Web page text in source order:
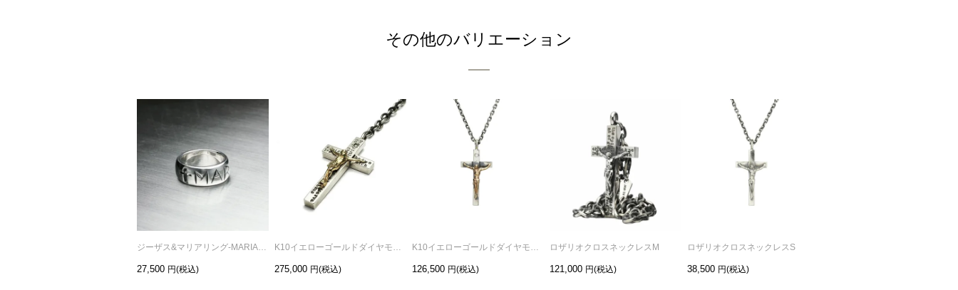
その他のバリエーション
27,500 275,000 126,500
ロザリオクロスネックレスM
121,000
ロザリオクロスネックレスS
38,500